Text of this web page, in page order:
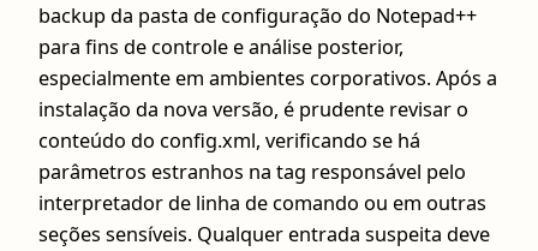
backup da pasta de configuração do Notepad++
para fins de controle e análise posterior,
especialmente em ambientes corporativos. Após a
instalação da nova versão, é prudente revisar o
conteúdo do config.xml, verificando se há
parâmetros estranhos na tag responsável pelo
interpretador de linha de comando ou em outras
seções sensíveis. Qualquer entrada suspeita deve